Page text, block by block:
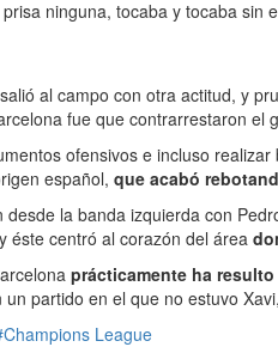
ninguna, tocaba y tocaba
al campo con otra actitud, y
fue que contrarrestaron el
ofensivos e incluso
español, que acabó
la banda izquierda con
éste centró al corazón del área
prácticamente ha
partido en el que no estuvo
League